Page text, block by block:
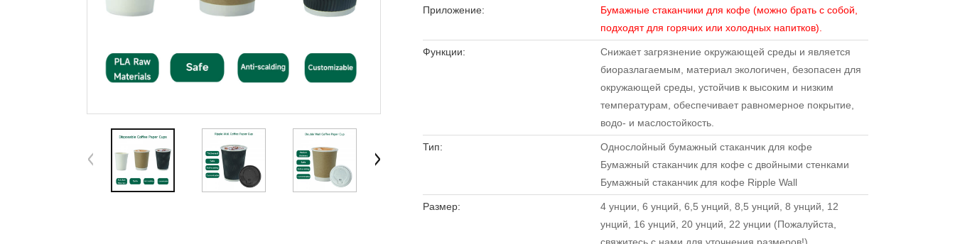
Приложение:
Бумажные стаканчики для кофе (можно брать с собой,
подходят для горячих или холодных напитков).
Функции:
Снижает загрязнение окружающей среды и является
биоразлагаемым, материал экологичен, безопасен для
окружающей среды, устойчив к высоким и низким
температурам, обеспечивает равномерное покрытие,
водо- и маслостойкость.
Тип:
Однослойный бумажный стаканчик для кофе
Бумажный стаканчик для кофе с двойными стенками
Бумажный стаканчик для кофе Ripple Wall
Размер:
4 унции, 6 унций, 6,5 унций, 8,5 унций, 8 унций, 12
унций, 16 унций, 20 унций, 22 унции (Пожалуйста,